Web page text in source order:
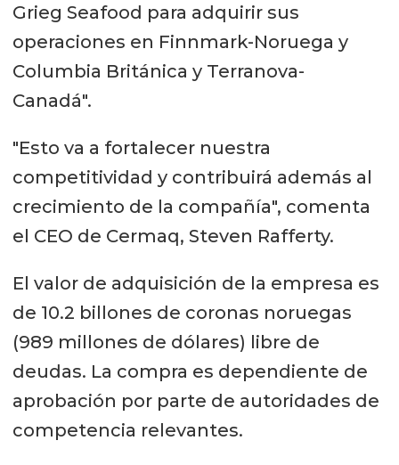
Grieg Seafood para adquirir sus
operaciones en Finnmark-Noruega y
Columbia Británica y Terranova-
Canadá".
"Esto va a fortalecer nuestra
competitividad y contribuirá además al
crecimiento de la compañía", comenta
el CEO de Cermaq, Steven Rafferty.
El valor de adquisición de la empresa es
de 10.2 billones de coronas noruegas
(989 millones de dólares) libre de
deudas. La compra es dependiente de
aprobación por parte de autoridades de
competencia relevantes.